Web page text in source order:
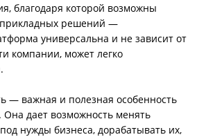
благодаря которой возможны
прикладных решений —
универсальна и не зависит от
компании, может легко
— важная и полезная особенность
дает возможность менять
нужды бизнеса, дорабатывать их,